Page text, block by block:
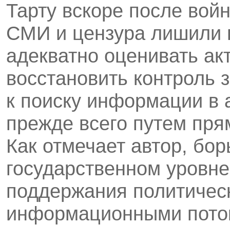
Тарту вскоре после
СМИ и цензура лишили
адекватно оценивать
восстановить
к поиску информации в
прежде всего путем
Как отмечает автор,
государственном
поддержания
информационными